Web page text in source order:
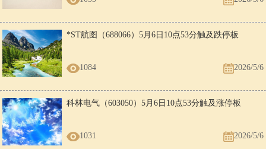
*ST航图（688066）5月6日10点53分触及跌停板
1084 2026/5/6
科林电气（603050）5月6日10点53分触及涨停板
1031 2026/5/6